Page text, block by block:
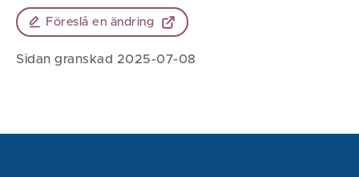
Föreslå en ändring
Sidan granskad 2025-07-08